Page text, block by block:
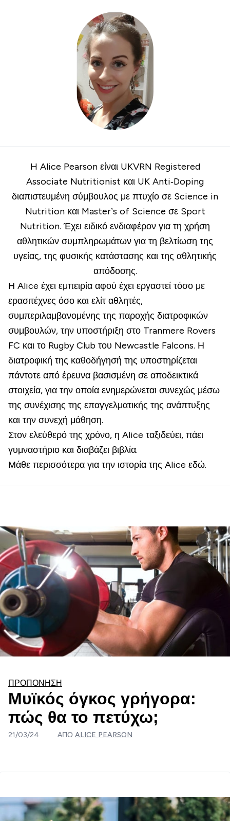
H Alice Pearson είναι UKVRN Registered
Associate Nutritionist και UK Anti‐Doping
διαπιστευμένη σύμβουλος με πτυχίο σε Science in
Nutrition και Master’s of Science σε Sport
Nutrition. Έχει ειδικό ενδιαφέρον για τη χρήση
αθλητικών συμπληρωμάτων για τη βελτίωση της
υγείας, της φυσικής κατάστασης και της αθλητικής
απόδοσης.
Η Alice έχει εμπειρία αφού έχει εργαστεί τόσο με
ερασιτέχνες όσο και ελίτ αθλητές,
συμπεριλαμβανομένης της παροχής διατροφικών
συμβουλών, την υποστήριξη στο Tranmere Rovers
FC και το Rugby Club του Newcastle Falcons. Η
διατροφική της καθοδήγησή της υποστηρίζεται
πάντοτε από έρευνα βασισμένη σε αποδεικτικά
στοιχεία, για την οποία ενημερώνεται συνεχώς μέσω
της συνέχισης της επαγγελματικής της ανάπτυξης
και την συνεχή μάθηση.
Στον ελεύθερό της χρόνο, η Alice ταξιδεύει, πάει
γυμναστήριο και διαβάζει βιβλία.
Μάθε περισσότερα για την ιστορία της Alice εδώ.
ΠΡΟΠΌΝΗΣΗ
Μυϊκός όγκος γρήγορα:
πώς θα το πετύχω;
21/03/24 ΑΠΌ ALICE PEARSON